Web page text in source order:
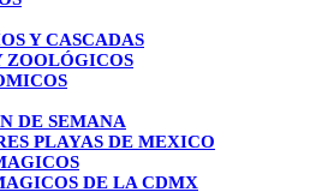
Y CASCADAS
ZOOLÓGICOS
DE SEMANA
PLAYAS DE MEXICO
DE LA CDMX